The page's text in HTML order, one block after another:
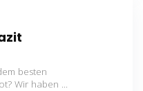
besten
Wir haben ...